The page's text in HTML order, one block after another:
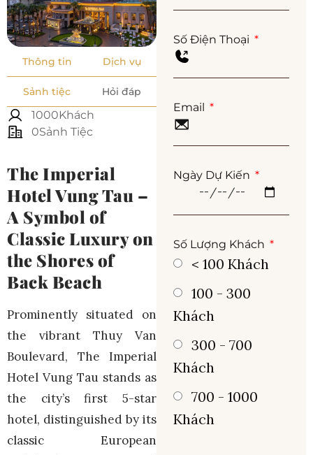
Thông tin Dịch vụ
Sảnh tiệc Hỏi đáp
1000Khách
0Sảnh Tiệc
The Imperial
Hotel Vung Tau –
A Symbol of
Classic Luxury on
the Shores of
Back Beach
Prominently situated on
the vibrant Thuy Van
Boulevard, The Imperial
Hotel Vung Tau stands as
the city’s first 5-star
hotel, distinguished by its
classic European
Số Điện Thoại
Email
Ngày Dự Kiến
Số Lượng Khách
< 100 Khách
100 - 300
Khách
300 - 700
Khách
700 - 1000
Khách